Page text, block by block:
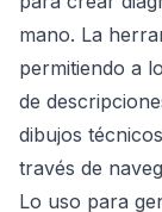
mano. La
permitiendo a
de
dibujos
través de
Lo uso para